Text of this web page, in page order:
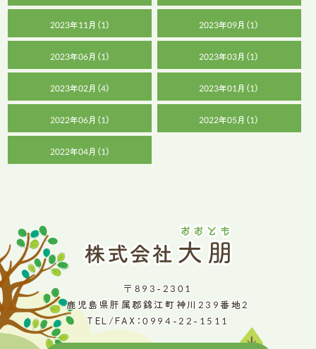
2023年11月（1） 2023年09月（1）
2023年06月（1） 2023年03月（1）
2023年02月（4） 2023年01月（1）
2022年06月（1） 2022年05月（1）
2022年04月（1）
〒893-2301
鹿児島県肝属郡錦江町神川239番地2
TEL/FAX：0994-22-1511